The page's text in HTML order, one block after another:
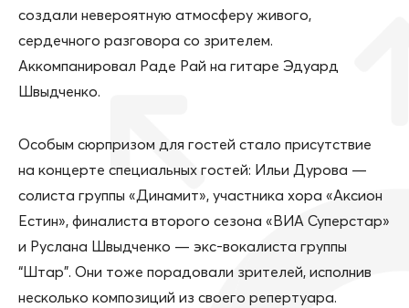
создали невероятную атмосферу живого,
сердечного разговора со зрителем.
Аккомпанировал Раде Рай на гитаре Эдуард
Швыдченко.
Особым сюрпризом для гостей стало присутствие
на концерте специальных гостей: Ильи Дурова —
солиста группы «Динамит», участника хора «Аксион
Естин», финалиста второго сезона «ВИА Суперстар»
и Руслана Швыдченко — экс-вокалиста группы
“Штар”. Они тоже порадовали зрителей, исполнив
несколько композиций из своего репертуара.